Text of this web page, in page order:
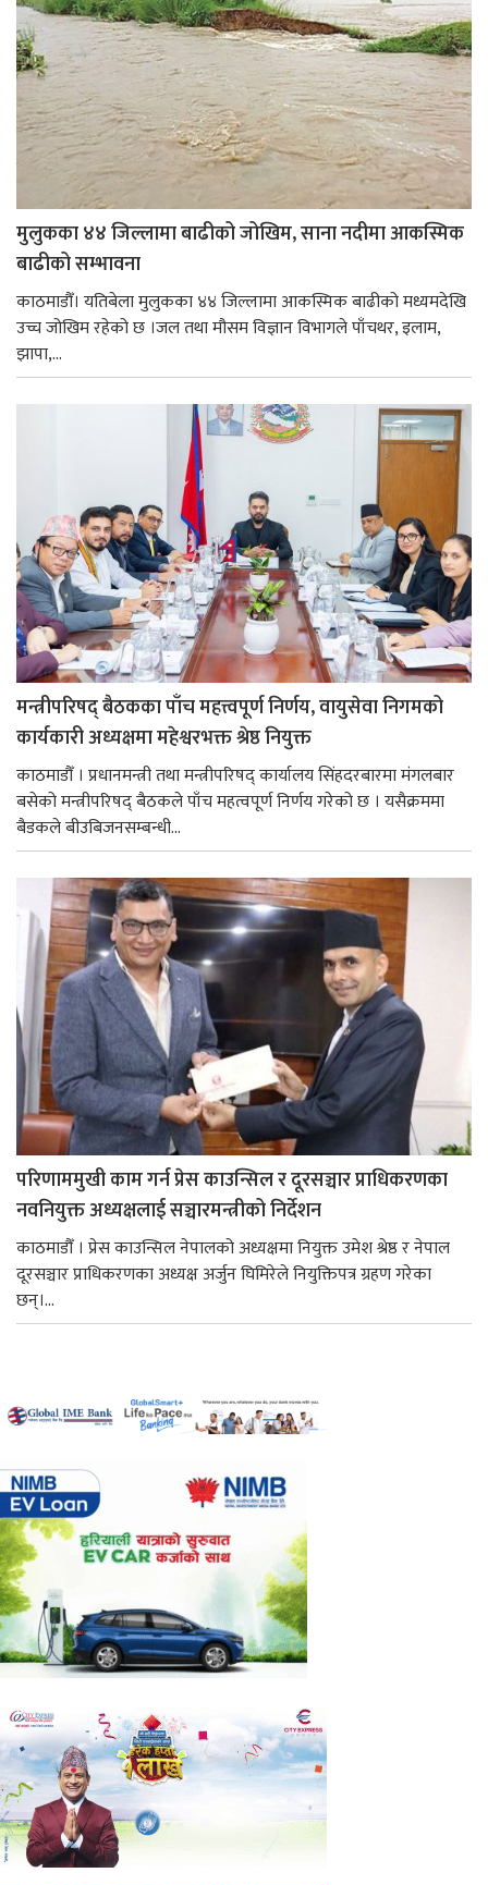
मुलुकका ४४ जिल्लामा बाढीको जोखिम, साना नदीमा आकस्मिक
बाढीको सम्भावना
काठमाडौँ। यतिबेला मुलुकका ४४ जिल्लामा आकस्मिक बाढीको मध्यमदेखि
उच्च जोखिम रहेको छ ।जल तथा मौसम विज्ञान विभागले पाँचथर, इलाम,
झापा,...
मन्त्रीपरिषद् बैठकका पाँच महत्त्वपूर्ण निर्णय, वायुसेवा निगमको
कार्यकारी अध्यक्षमा महेश्वरभक्त श्रेष्ठ नियुक्त
काठमाडौँ । प्रधानमन्त्री तथा मन्त्रीपरिषद् कार्यालय सिंहदरबारमा मंगलबार
बसेको मन्त्रीपरिषद् बैठकले पाँच महत्वपूर्ण निर्णय गरेको छ । यसैक्रममा
बैडकले बीउबिजनसम्बन्धी...
परिणाममुखी काम गर्न प्रेस काउन्सिल र दूरसञ्चार प्राधिकरणका
नवनियुक्त अध्यक्षलाई सञ्चारमन्त्रीको निर्देशन
काठमाडौँ । प्रेस काउन्सिल नेपालको अध्यक्षमा नियुक्त उमेश श्रेष्ठ र नेपाल
दूरसञ्चार प्राधिकरणका अध्यक्ष अर्जुन घिमिरेले नियुक्तिपत्र ग्रहण गरेका
छन्।...